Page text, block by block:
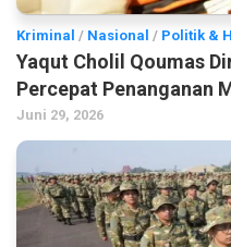
Kriminal / Nasional / Politik &
Yaqut Cholil Qoumas
Percepat Penanganan
Juni 29, 2026